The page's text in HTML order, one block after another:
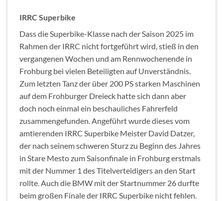
IRRC Superbike
Dass die Superbike-Klasse nach der Saison 2025 im
Rahmen der IRRC nicht fortgeführt wird, stieß in den
vergangenen Wochen und am Rennwochenende in
Frohburg bei vielen Beteiligten auf Unverständnis.
Zum letzten Tanz der über 200 PS starken Maschinen
auf dem Frohburger Dreieck hatte sich dann aber
doch noch einmal ein beschauliches Fahrerfeld
zusammengefunden. Angeführt wurde dieses vom
amtierenden IRRC Superbike Meister David Datzer,
der nach seinem schweren Sturz zu Beginn des Jahres
in Stare Mesto zum Saisonfinale in Frohburg erstmals
mit der Nummer 1 des Titelverteidigers an den Start
rollte. Auch die BMW mit der Startnummer 26 durfte
beim großen Finale der IRRC Superbike nicht fehlen.